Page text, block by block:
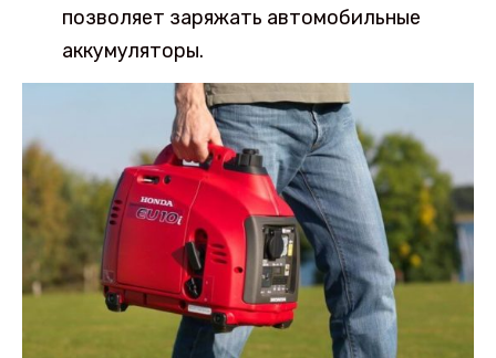
позволяет заряжать автомобильные
аккумуляторы.